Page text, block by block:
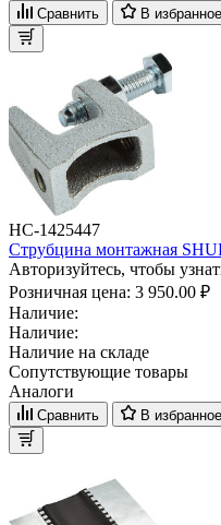
Сравнить В избранное
НС-1425447
Струбцина монтажная
Авторизуйтесь, чтобы
Розничная цена: 3 950.00 ₽
Наличие:
Наличие:
Наличие на складе
Сопутствующие товары
Аналоги
Сравнить В избранное